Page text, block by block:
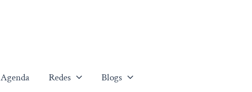
Agenda Redes Blogs